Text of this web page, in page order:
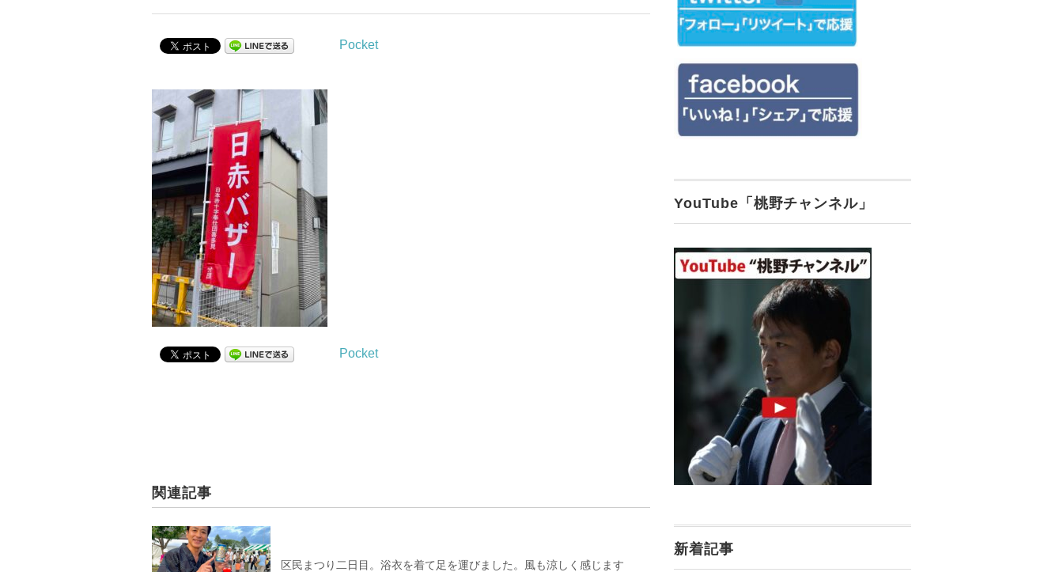
Pocket
Pocket
関連記事
区民まつり二日目。浴衣を着て足を運びました。風も涼しく感じます
YouTube「桃野チャンネル」
新着記事